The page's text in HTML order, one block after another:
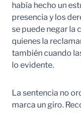
había hecho un
presencia y los
se puede negar la
quienes la
también cuando
lo evidente.
La sentencia no
marca un giro.